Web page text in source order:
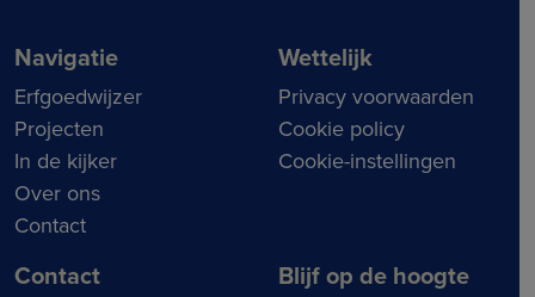
Navigatie
Erfgoedwijzer
Projecten
In de kijker
Over ons
Contact
Wettelijk
Privacy voorwaarden
Cookie policy
Cookie-instellingen
Contact Blijf op de hoogte